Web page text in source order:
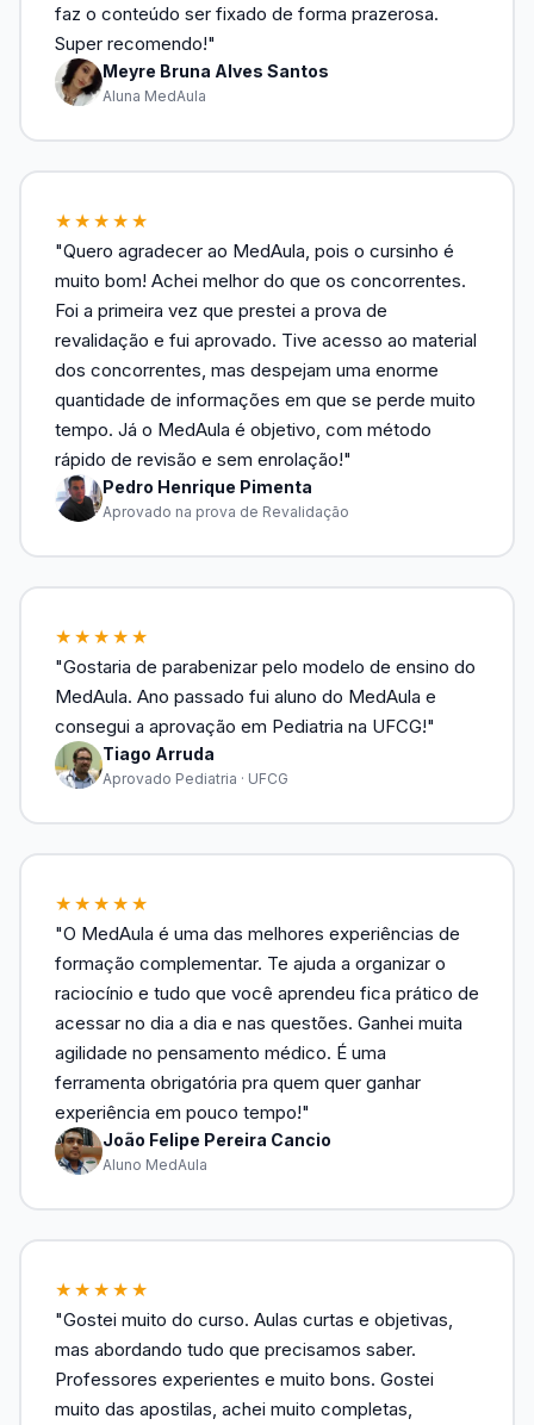
faz o conteúdo ser fixado de forma prazerosa.
Super recomendo!"
Meyre Bruna Alves Santos
Aluna MedAula
★★★★★
"Quero agradecer ao MedAula, pois o cursinho é
muito bom! Achei melhor do que os concorrentes.
Foi a primeira vez que prestei a prova de
revalidação e fui aprovado. Tive acesso ao material
dos concorrentes, mas despejam uma enorme
quantidade de informações em que se perde muito
tempo. Já o MedAula é objetivo, com método
rápido de revisão e sem enrolação!"
Pedro Henrique Pimenta
Aprovado na prova de Revalidação
★★★★★
"Gostaria de parabenizar pelo modelo de ensino do
MedAula. Ano passado fui aluno do MedAula e
consegui a aprovação em Pediatria na UFCG!"
Tiago Arruda
Aprovado Pediatria · UFCG
★★★★★
"O MedAula é uma das melhores experiências de
formação complementar. Te ajuda a organizar o
raciocínio e tudo que você aprendeu fica prático de
acessar no dia a dia e nas questões. Ganhei muita
agilidade no pensamento médico. É uma
ferramenta obrigatória pra quem quer ganhar
experiência em pouco tempo!"
João Felipe Pereira Cancio
Aluno MedAula
★★★★★
"Gostei muito do curso. Aulas curtas e objetivas,
mas abordando tudo que precisamos saber.
Professores experientes e muito bons. Gostei
muito das apostilas, achei muito completas,